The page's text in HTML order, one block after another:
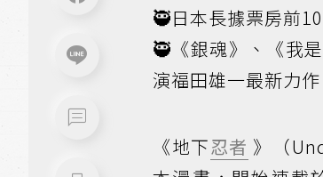
🥷日本長據票房前
🥷《銀魂》、《我
演福田雄一最新力作
《地下忍者 》（